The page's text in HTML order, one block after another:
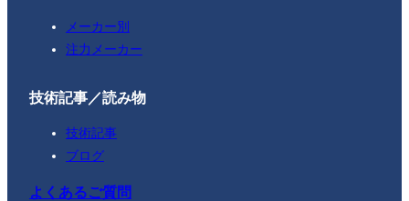
メーカー別
注力メーカー
技術記事／読み物
技術記事
ブログ
よくあるご質問